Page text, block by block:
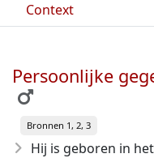
Context
Persoonlijke
Bronnen 1, 2, 3
Hij is geboren in